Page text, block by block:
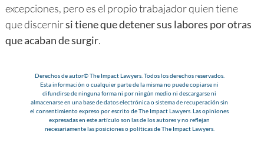
excepciones, pero es el propio trabajador quien tiene
que discernirsi tiene que detener sus labores por otras
que acaban de surgir.
Derechos de autor© The Impact Lawyers. Todos los derechos reservados.
Esta información o cualquier parte de la misma no puede copiarse ni
difundirse de ninguna forma ni por ningún medio ni descargarse ni
almacenarse en una base de datos electrónica o sistema de recuperación sin
el consentimiento expreso por escrito de The Impact Lawyers. Las opiniones
expresadas en este artículo son las de los autores y no reflejan
necesariamente las posiciones o políticas de The Impact Lawyers.